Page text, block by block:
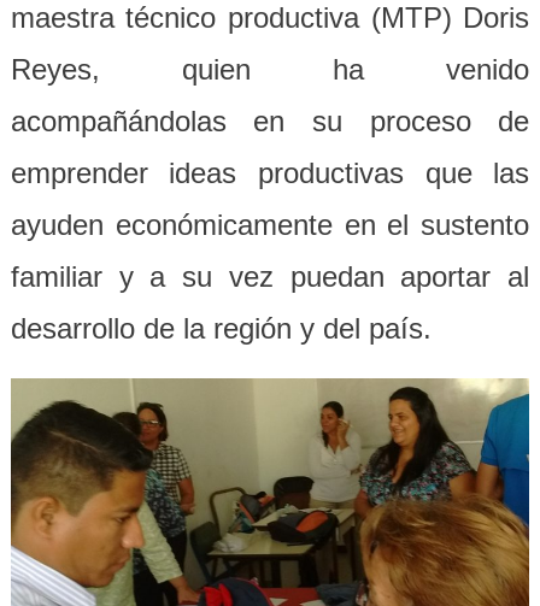
maestra técnico productiva (MTP) Doris
Reyes, quien ha venido
acompañándolas en su proceso de
emprender ideas productivas que las
ayuden económicamente en el sustento
familiar y a su vez puedan aportar al
desarrollo de la región y del país.